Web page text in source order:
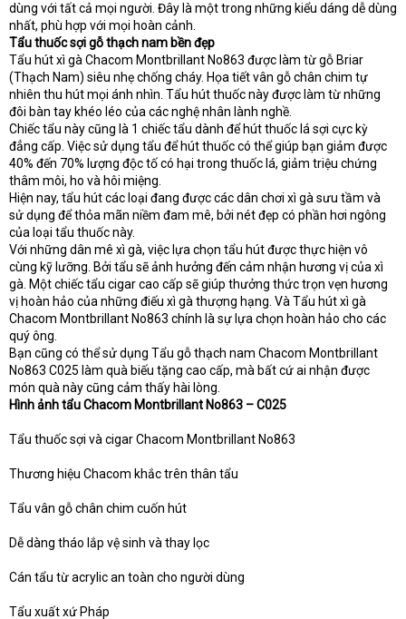
dùng với tất cả mọi người. Đây là một trong những kiểu dáng dễ dùng
nhất, phù hợp với mọi hoàn cảnh.
Tẩu thuốc sợi gỗ thạch nam bền đẹp
Tẩu hút xì gà Chacom Montbrillant No863 được làm từ gỗ Briar
(Thạch Nam) siêu nhẹ chống cháy. Họa tiết vân gỗ chân chim tự
nhiên thu hút mọi ánh nhìn. Tẩu hút thuốc này được làm từ những
đôi bàn tay khéo léo của các nghệ nhân lành nghề.
Chiếc tẩu này cũng là 1 chiếc tẩu dành để hút thuốc lá sợi cực kỳ
đẳng cấp. Việc sử dụng tẩu để hút thuốc có thể giúp bạn giảm được
40% đến 70% lượng độc tố có hại trong thuốc lá, giảm triệu chứng
thâm môi, ho và hôi miệng.
Hiện nay, tẩu hút các loại đang được các dân chơi xì gà sưu tầm và
sử dụng để thỏa mãn niềm đam mê, bởi nét đẹp có phần hơi ngông
của loại tẩu thuốc này.
Với những dân mê xì gà, việc lựa chọn tẩu hút được thực hiện vô
cùng kỹ lưỡng. Bởi tẩu sẽ ảnh hưởng đến cảm nhận hương vị của xì
gà. Một chiếc tẩu cigar cao cấp sẽ giúp thưởng thức trọn vẹn hương
vị hoàn hảo của những điếu xì gà thượng hạng. Và Tẩu hút xì gà
Chacom Montbrillant No863 chính là sự lựa chọn hoàn hảo cho các
quý ông.
Bạn cũng có thể sử dụng Tẩu gỗ thạch nam Chacom Montbrillant
No863 C025 làm quà biếu tặng cao cấp, mà bất cứ ai nhận được
món quà này cũng cảm thấy hài lòng.
Hình ảnh tẩu Chacom Montbrillant No863 – C025
Tẩu thuốc sợi và cigar Chacom Montbrillant No863
Thương hiệu Chacom khắc trên thân tẩu
Tẩu vân gỗ chân chim cuốn hút
Dễ dàng tháo lắp vệ sinh và thay lọc
Cán tẩu từ acrylic an toàn cho người dùng
Tẩu xuất xứ Pháp